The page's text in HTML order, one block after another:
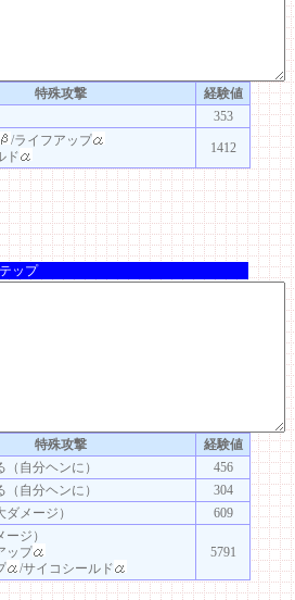
特殊攻撃
経験値
353
/ライフアップ
ド
1412
ップ
特殊攻撃
経験値
自分ヘンに）
456
自分ヘンに）
304
メージ） 609
ジ）
ップ
/サイコシールド
5791